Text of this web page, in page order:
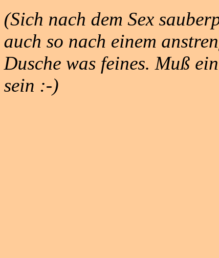
(Sich nach dem Sex
auch so nach einem
Dusche was feines. Muß
sein :-)